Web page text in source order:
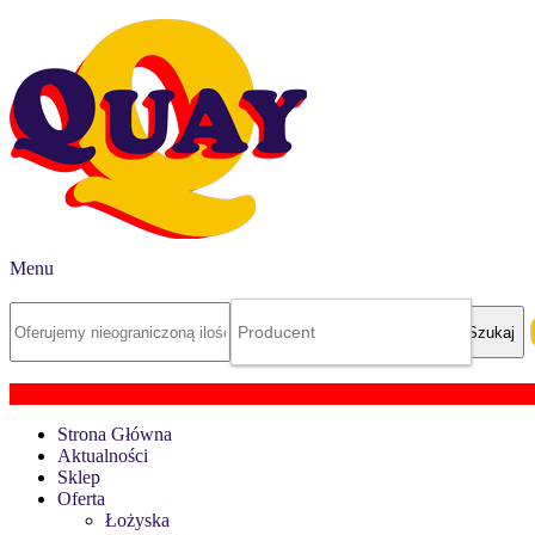
Menu
Strona Główna
Aktualności
Sklep
Oferta
Łożyska